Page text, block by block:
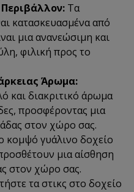
Τα
κατασκευασμένα από
μια ανανεώσιμη και
φιλική προς το
Άρωμα:
και διακριτικό άρωμα
προσφέροντας μια
στον χώρο σας.
κομψό γυάλινο δοχείο
μια αίσθηση
στον χώρο σας.
τα στικς στο δοχείο